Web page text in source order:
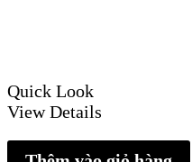
Quick Look
View Details